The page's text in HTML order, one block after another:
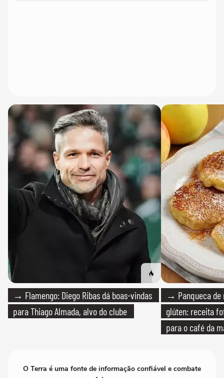
→ Flamengo: Diego Ribas dá boas-vindas
para Thiago Almada, alvo do clube
→ Panqueca de
glúten: receita
para o café da
O Terra é uma fonte de informação confiável e combate